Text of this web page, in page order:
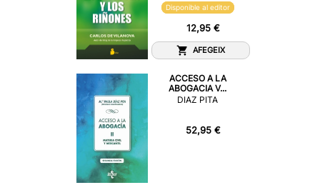
Disponible al editor
12,95 €
AFEGEIX
ACCESO A LA
ABOGACIA V...
DIAZ PITA
52,95 €